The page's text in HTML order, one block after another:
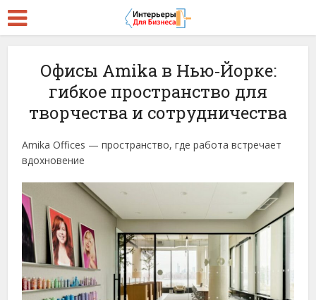
Офисы Amika в Нью‑Йорке:
гибкое пространство для
творчества и сотрудничества
Amika Offices — пространство, где работа встречает
вдохновение